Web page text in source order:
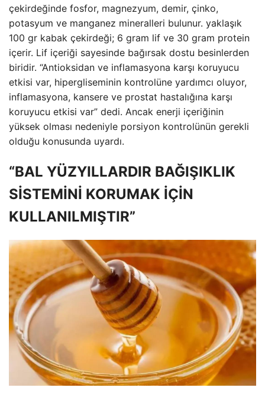
çekirdeğinde fosfor, magnezyum, demir, çinko,
potasyum ve manganez mineralleri bulunur. yaklaşık
100 gr kabak çekirdeği; 6 gram lif ve 30 gram protein
içerir. Lif içeriği sayesinde bağırsak dostu besinlerden
biridir. “Antioksidan ve inflamasyona karşı koruyucu
etkisi var, hipergliseminin kontrolüne yardımcı oluyor,
inflamasyona, kansere ve prostat hastalığına karşı
koruyucu etkisi var” dedi. Ancak enerji içeriğinin
yüksek olması nedeniyle porsiyon kontrolünün gerekli
olduğu konusunda uyardı.
“BAL YÜZYILLARDIR BAĞIŞIKLIK
SİSTEMİNİ KORUMAK İÇİN
KULLANILMIŞTIR”